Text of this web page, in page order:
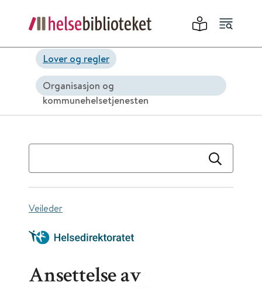
Lover og regler
Organisasjon og
kommunehelsetjenesten
Veileder
Ansettelse av